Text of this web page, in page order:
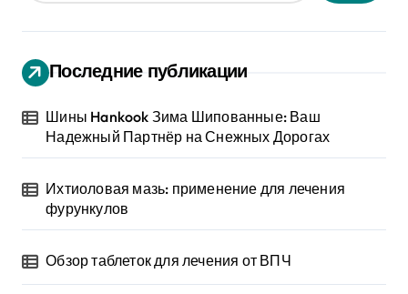
Последние публикации
Шины Hankook Зима Шипованные: Ваш
Надежный Партнёр на Снежных Дорогах
Ихтиоловая мазь: применение для лечения
фурункулов
Обзор таблеток для лечения от ВПЧ